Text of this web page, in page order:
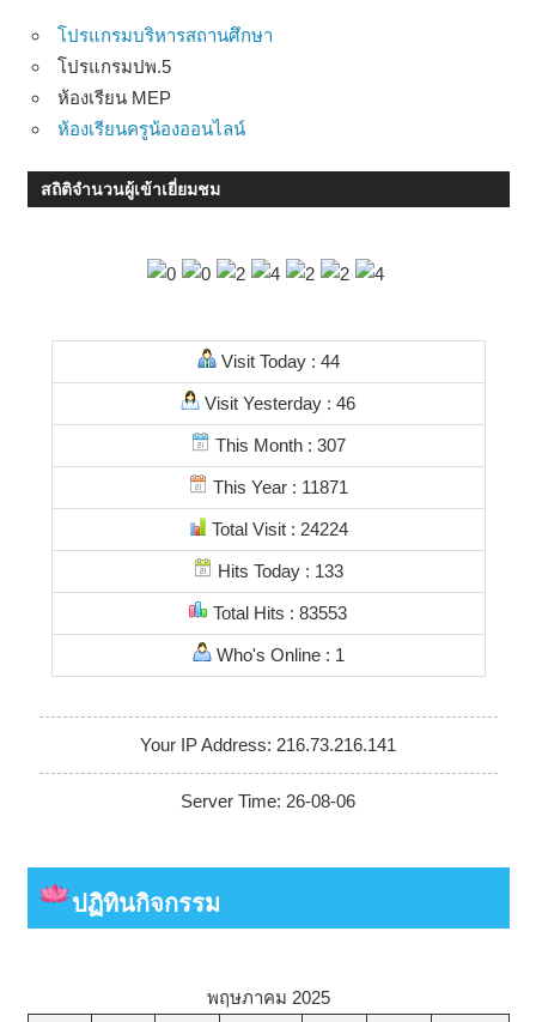
โปรแกรมบริหารสถานศึกษา
โปรแกรมปพ.5
ห้องเรียน MEP
ห้องเรียนครูน้องออนไลน์
สถิติจำนวนผู้เข้าเยี่ยมชม
Visit Today : 44
Visit Yesterday : 46
This Month : 307
This Year : 11871
Total Visit : 24224
Hits Today : 133
Total Hits : 83553
Who's Online : 1
Your IP Address: 216.73.216.141
Server Time: 26-08-06
ปฏิทินกิจกรรม
พฤษภาคม 2025